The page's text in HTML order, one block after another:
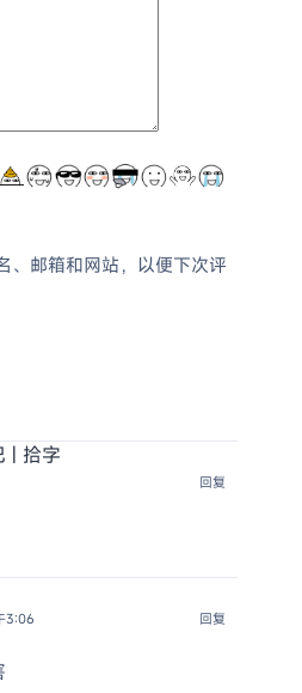
、邮箱和网站，以便下次评
| 拾字
回复
3:06
回复